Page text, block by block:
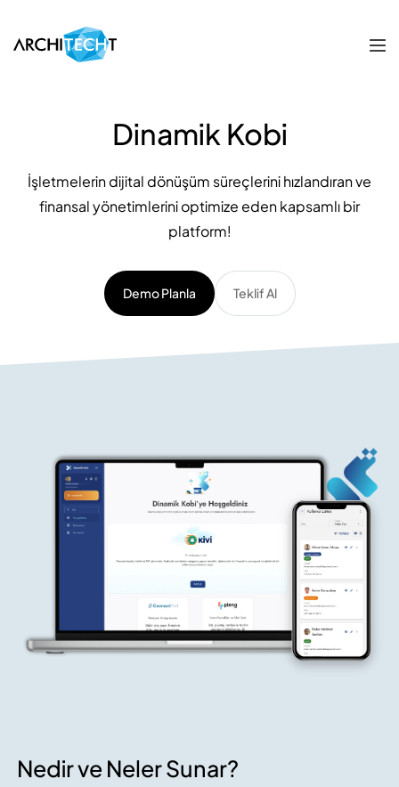
Dinamik Kobi
İşletmelerin dijital dönüşüm süreçlerini hızlandıran ve
finansal yönetimlerini optimize eden kapsamlı bir
platform!
Demo Planla Teklif Al
Nedir ve Neler Sunar?